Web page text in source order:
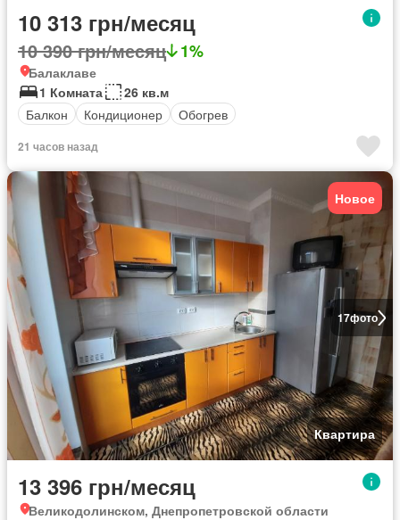
10 313 грн/месяц
10 390 грн/месяц 1%
Балаклаве
1 Комната
26 кв.м
Балкон
Кондиционер Обогрев
21 часов назад
17фото
Новое
Квартира
13 396 грн/месяц
Великодолинском, Днепропетровской области